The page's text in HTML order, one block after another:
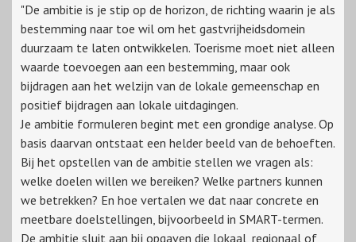
"De ambitie is je stip op de horizon, de richting waarin je als
bestemming naar toe wil om het gastvrijheidsdomein
duurzaam te laten ontwikkelen. Toerisme moet niet alleen
waarde toevoegen aan een bestemming, maar ook
bijdragen aan het welzijn van de lokale gemeenschap en
positief bijdragen aan lokale uitdagingen.
Je ambitie formuleren begint met een grondige analyse. Op
basis daarvan ontstaat een helder beeld van de behoeften.
Bij het opstellen van de ambitie stellen we vragen als:
welke doelen willen we bereiken? Welke partners kunnen
we betrekken? En hoe vertalen we dat naar concrete en
meetbare doelstellingen, bijvoorbeeld in SMART-termen.
De ambitie sluit aan bij opgaven die lokaal, regionaal of